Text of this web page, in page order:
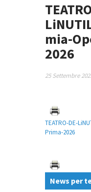
mia-
2026
25 Settembre
TEATRO-DE-
Prima-2026
News per